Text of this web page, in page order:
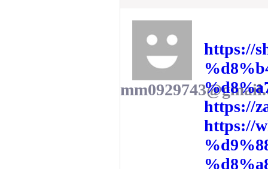
https://
https://
https://